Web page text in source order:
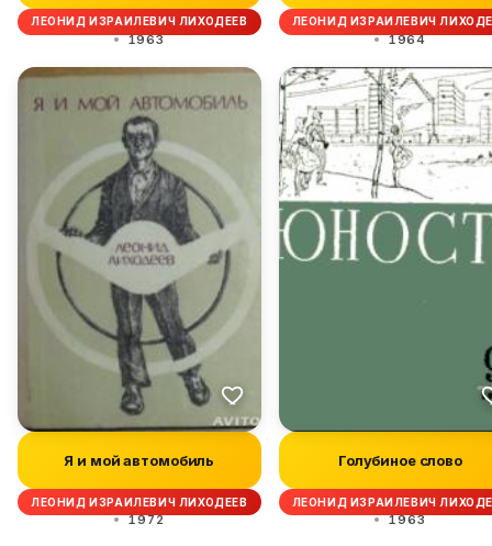
ЛЕОНИД ИЗРАИЛЕВИЧ ЛИХОДЕЕВ
1963
ЛЕОНИД ИЗРАИЛЕВИЧ
1964
Я и мой автомобиль
ЛЕОНИД ИЗРАИЛЕВИЧ ЛИХОДЕЕВ
1972
Голубиное слово
ЛЕОНИД ИЗРАИЛЕВИЧ
1963